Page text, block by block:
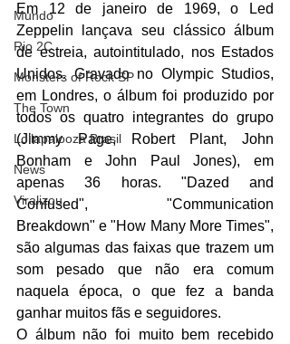
Mundo
Rio 2C
Monsters of Rock SP
The Town
Lollapalooza Brasil
News
Viralizou
Em 12 de janeiro de 1969, o Led
Zeppelin lançava seu clássico álbum
de estreia, autointitulado, nos Estados
Unidos. Gravado no Olympic Studios,
em Londres, o álbum foi produzido por
todos os quatro integrantes do grupo
(Jimmy Page, Robert Plant, John
Bonham e John Paul Jones), em
apenas 36 horas. "Dazed and
Confused", "Communication
Breakdown" e "How Many More Times",
são algumas das faixas que trazem um
som pesado que não era comum
naquela época, o que fez a banda
ganhar muitos fãs e seguidores.
O álbum não foi muito bem recebido